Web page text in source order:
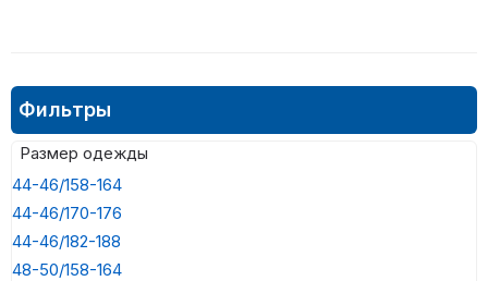
Фильтры
Размер одежды
44-46/158-164
44-46/170-176
44-46/182-188
48-50/158-164